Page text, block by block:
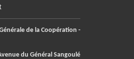
de la Coopération -
du Général Sangoulé